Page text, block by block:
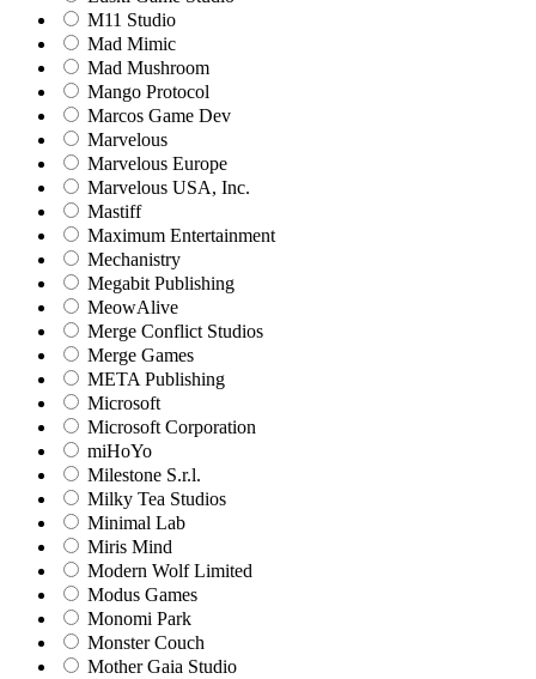
M11 Studio
Mad Mimic
Mad Mushroom
Mango Protocol
Marcos Game Dev
Marvelous
Marvelous Europe
Marvelous USA, Inc.
Mastiff
Maximum Entertainment
Mechanistry
Megabit Publishing
MeowAlive
Merge Conflict Studios
Merge Games
META Publishing
Microsoft
Microsoft Corporation‬
miHoYo
Milestone S.r.l.
Milky Tea Studios
Minimal Lab
Miris Mind
Modern Wolf Limited
Modus Games
Monomi Park
Monster Couch
Mother Gaia Studio